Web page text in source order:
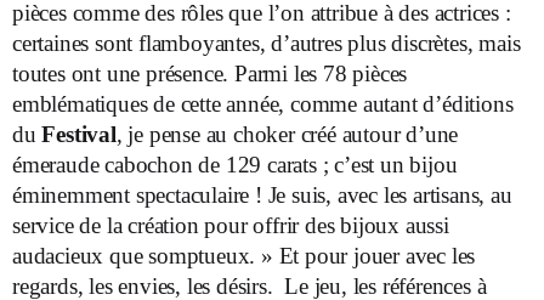
pièces comme des rôles que l’on attribue à des actrices :
certaines sont flamboyantes, d’autres plus discrètes, mais
toutes ont une présence. Parmi les 78 pièces
emblématiques de cette année, comme autant d’éditions
duFestival, je pense au choker créé autour d’une
émeraude cabochon de 129 carats ; c’est un bijou
éminemment spectaculaire ! Je suis, avec les artisans, au
service de la création pour offrir des bijoux aussi
audacieux que somptueux. » Et pour jouer avec les
regards, les envies, les désirs. Le jeu, les références à